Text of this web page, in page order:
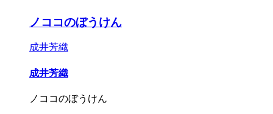
ノココのぼうけん
成井芳織
成井芳織
ノココのぼうけん